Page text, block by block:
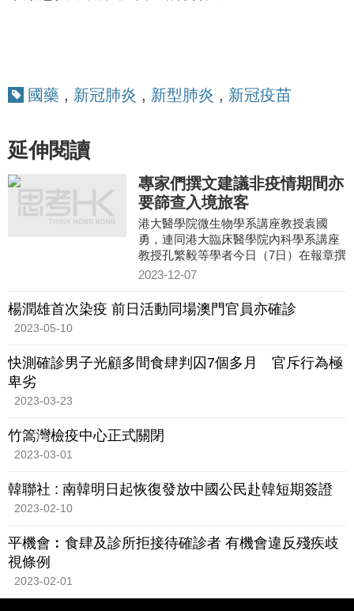
國藥 , 新冠肺炎 , 新型肺炎 , 新冠疫苗
延伸閱讀
專家們撰文建議非疫情期間亦
要篩查入境旅客
港大醫學院微生物學系講座教授袁國
勇，連同港大臨床醫學院內科學系講座
教授孔繁毅等學者今日（7日）在報章撰
文，就香港未來應對疫情提出建議，指
2023-12-07
楊潤雄首次染疫 前日活動同場澳門官員亦確診
2023-05-10
快測確診男子光顧多間食肆判囚7個多月 官斥行為極
卑劣
2023-03-23
竹篙灣檢疫中心正式關閉
2023-03-01
韓聯社 : 南韓明日起恢復發放中國公民赴韓短期簽證
2023-02-10
平機會︰食肆及診所拒接待確診者 有機會違反殘疾歧
視條例
2023-02-01